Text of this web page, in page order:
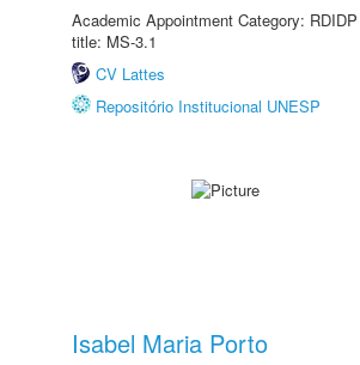
Academic Appointment Category:
title: MS-3.1
CV Lattes
Repositório Institucional UNESP
Isabel Maria Porto